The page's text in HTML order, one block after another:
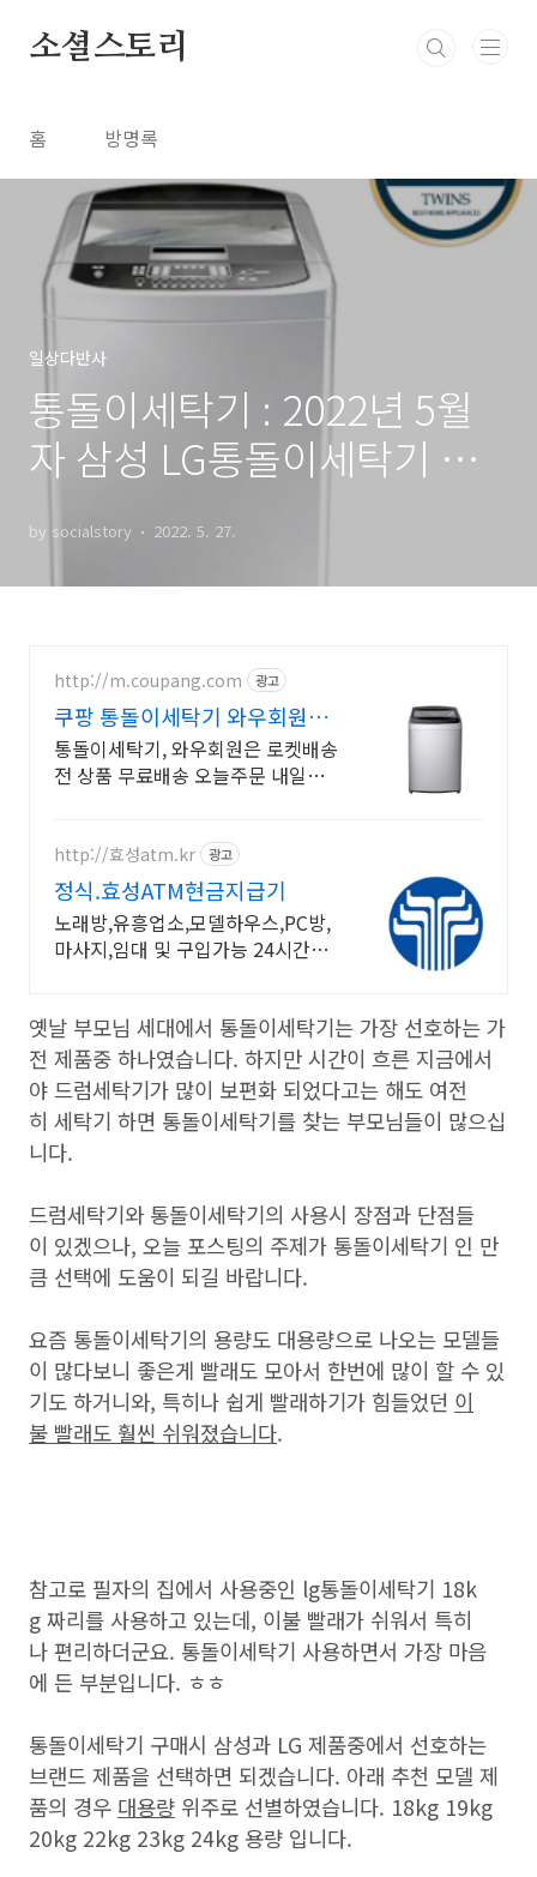
소셜스토리
홈 방명록
일상다반사
통돌이세탁기 : 2022년 5월
자 삼성 LG통돌이세탁기 추
by socialstory 2022. 5. 27.
http://m.coupang.com 광고
쿠팡 통돌이세탁기 와우회원은
무제한 무료 배송
통돌이세탁기, 와우회원은 로켓배송
전 상품 무료배송 오늘주문 내일도
http://효성atm.kr 광고
정식.효성ATM현금지급기
노래방,유흥업소,모델하우스,PC방,
마사지,임대 및 구입가능 24시간콜
옛날 부모님 세대에서 통돌이세탁기는 가장 선호하는 가
전 제품중 하나였습니다. 하지만 시간이 흐른 지금에서
야 드럼세탁기가 많이 보편화 되었다고는 해도 여전
히 세탁기 하면 통돌이세탁기를 찾는 부모님들이 많으십
니다.
드럼세탁기와 통돌이세탁기의 사용시 장점과 단점들
이 있겠으나, 오늘 포스팅의 주제가 통돌이세탁기 인 만
큼 선택에 도움이 되길 바랍니다.
요즘 통돌이세탁기의 용량도 대용량으로 나오는 모델들
이 많다보니 좋은게 빨래도 모아서 한번에 많이 할 수 있
기도 하거니와, 특히나 쉽게 빨래하기가 힘들었던 이
불 빨래도 훨씬 쉬워졌습니다.
참고로 필자의 집에서 사용중인 lg통돌이세탁기 18k
g 짜리를 사용하고 있는데, 이불 빨래가 쉬워서 특히
나 편리하더군요. 통돌이세탁기 사용하면서 가장 마음
에 든 부분입니다. ㅎㅎ
통돌이세탁기 구매시 삼성과 LG 제품중에서 선호하는
브랜드 제품을 선택하면 되겠습니다. 아래 추천 모델 제
품의 경우 대용량 위주로 선별하였습니다. 18kg 19kg
20kg 22kg 23kg 24kg 용량 입니다.